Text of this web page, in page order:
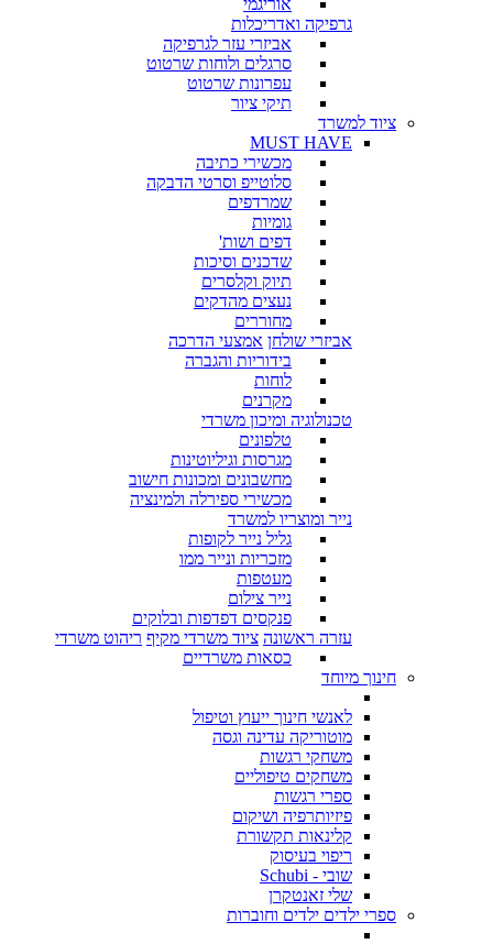
אוריגמי
גרפיקה ואדריכלות
אביזרי עזר לגרפיקה
סרגלים ולוחות שרטוט
עפרונות שרטוט
תיקי ציור
ציוד למשרד
MUST HAVE
מכשירי כתיבה
סלוטייפ וסרטי הדבקה
שמרדפים
גומיות
דפים ושות'
שדכנים וסיכות
תיוק וקלסרים
נעצים מהדקים
מחוררים
אביזרי שולחן אמצעי הדרכה
בידוריות והגברה
לוחות
מקרנים
טכנולוגיה ומיכון משרדי
טלפונים
מגרסות וגיליוטינות
מחשבונים ומכונות חישוב
מכשירי ספירלה ולמינציה
נייר ומוצריו למשרד
גליל נייר לקופות
מזכריות ונייר ממו
מעטפות
נייר צילום
פנקסים דפדפות ובלוקים
עזרה ראשונה ציוד משרדי מקיף ריהוט משרדי
כסאות משרדיים
חינוך מיוחד
לאנשי חינוך ייעוץ וטיפול
מוטוריקה עדינה וגסה
משחקי רגשות
משחקים טיפוליים
ספרי רגשות
פיזיותרפיה ושיקום
קלינאות תקשורת
ריפוי בעיסוק
שובי - Schubi
שלי זאנטקרן
ספרי ילדים ילדים וחוברות